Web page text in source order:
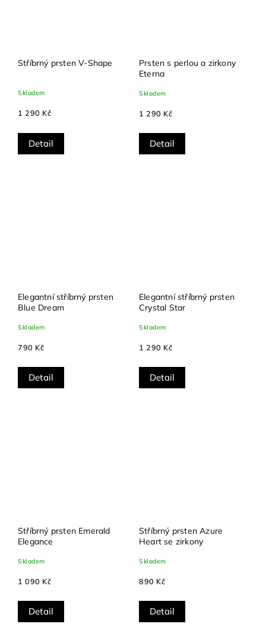
Stříbrný prsten V-Shape
Skladem
1 290 Kč
Detail
Prsten s perlou a zirkony
Eterna
Skladem
1 290 Kč
Detail
Elegantní stříbrný prsten
Blue Dream
Skladem
790 Kč
Detail
Elegantní stříbrný prsten
Crystal Star
Skladem
1 290 Kč
Detail
Stříbrný prsten Emerald
Elegance
Skladem
1 090 Kč
Detail
Stříbrný prsten Azure
Heart se zirkony
Skladem
890 Kč
Detail